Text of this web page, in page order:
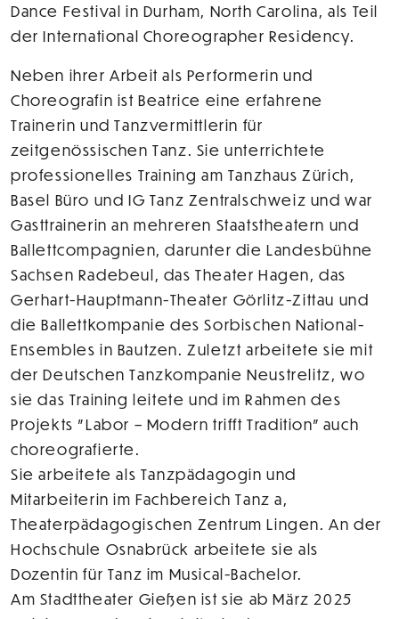
Dance Festival in Durham, North Carolina, als Teil
der International Choreographer Residency.
Neben ihrer Arbeit als Performerin und
Choreografin ist Beatrice eine erfahrene
Trainerin und Tanzvermittlerin für
zeitgenössischen Tanz. Sie unterrichtete
professionelles Training am Tanzhaus Zürich,
Basel Büro und IG Tanz Zentralschweiz und war
Gasttrainerin an mehreren Staatstheatern und
Ballettcompagnien, darunter die Landesbühne
Sachsen Radebeul, das Theater Hagen, das
Gerhart-Hauptmann-Theater Görlitz-Zittau und
die Ballettkompanie des Sorbischen National-
Ensembles in Bautzen. Zuletzt arbeitete sie mit
der Deutschen Tanzkompanie Neustrelitz, wo
sie das Training leitete und im Rahmen des
Projekts "Labor – Modern trifft Tradition" auch
choreografierte.
Sie arbeitete als Tanzpädagogin und
Mitarbeiterin im Fachbereich Tanz a,
Theaterpädagogischen Zentrum Lingen. An der
Hochschule Osnabrück arbeitete sie als
Dozentin für Tanz im Musical-Bachelor.
Am Stadttheater Gießen ist sie ab März 2025